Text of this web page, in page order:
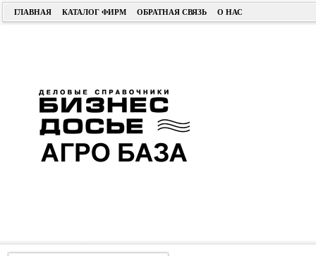
ГЛАВНАЯ КАТАЛОГ ФИРМ ОБРАТНАЯ СВЯЗЬ О НАС